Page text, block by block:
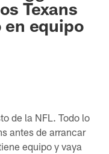
Texans
equipo
de la NFL. Todo lo
antes de arrancar
equipo y vaya